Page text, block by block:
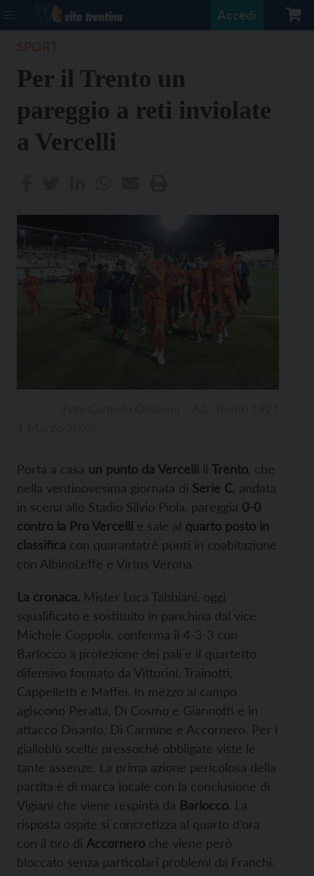
Accedi
Per il Trento un
pareggio a reti inviolate
a Vercelli
Porta a casa un punto da Vercelli il Trento , che
nella ventinovesima giornata di Serie C , andata
in scena allo Stadio Silvio Piola, pareggia 0-0
contro la Pro Vercelli e sale al quarto posto in
classifica con quarantatré punti in coabitazione
con AlbinoLeffe e Virtus Verona.
La cronaca. Mister Luca Tabbiani, oggi
squalificato e sostituito in panchina dal vice
Michele Coppola, conferma il 4-3-3 con
Barlocco a protezione dei pali e il quartetto
difensivo formato da Vitturini, Trainotti,
Cappelletti e Maffei. In mezzo al campo
agiscono Peralta, Di Cosmo e Giannotti e in
attacco Disanto, Di Carmine e Accornero. Per i
gialloblù scelte pressoché obbligate viste le
tante assenze. La prima azione pericolosa della
partita è di marca locale con la conclusione di
Vigiani che viene respinta da Barlocco. La
risposta ospite si concretizza al quarto d’ora
con il tiro di Accornero che viene però
bloccato senza particolari problemi da Franchi.